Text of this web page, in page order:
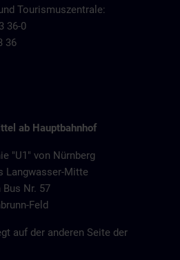
Tourismuszentrale:
36-0
36
ab Hauptbahnhof
"U1" von Nürnberg
Langwasser-Mitte
Nr. 57
Feld
auf der anderen Seite der